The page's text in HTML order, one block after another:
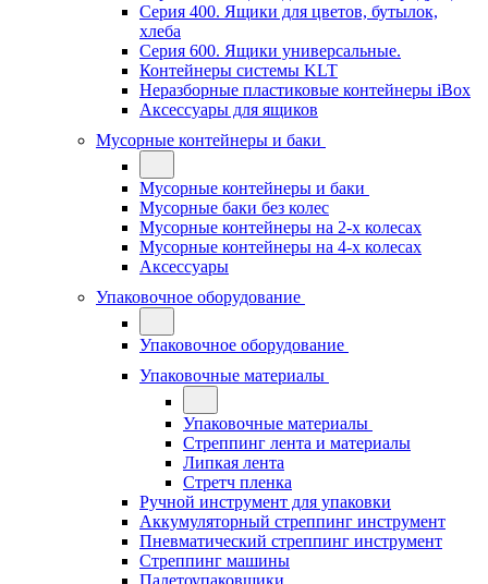
Серия 400. Ящики для цветов, бутылок,
хлеба
Серия 600. Ящики универсальные.
Контейнеры системы KLT
Неразборные пластиковые контейнеры iBox
Аксессуары для ящиков
Мусорные контейнеры и баки
Мусорные контейнеры и баки
Мусорные баки без колес
Мусорные контейнеры на 2-х колесах
Мусорные контейнеры на 4-х колесах
Аксессуары
Упаковочное оборудование
Упаковочное оборудование
Упаковочные материалы
Упаковочные материалы
Стреппинг лента и материалы
Липкая лента
Стретч пленка
Ручной инструмент для упаковки
Аккумуляторный стреппинг инструмент
Пневматический стреппинг инструмент
Стреппинг машины
Палетоупаковщики